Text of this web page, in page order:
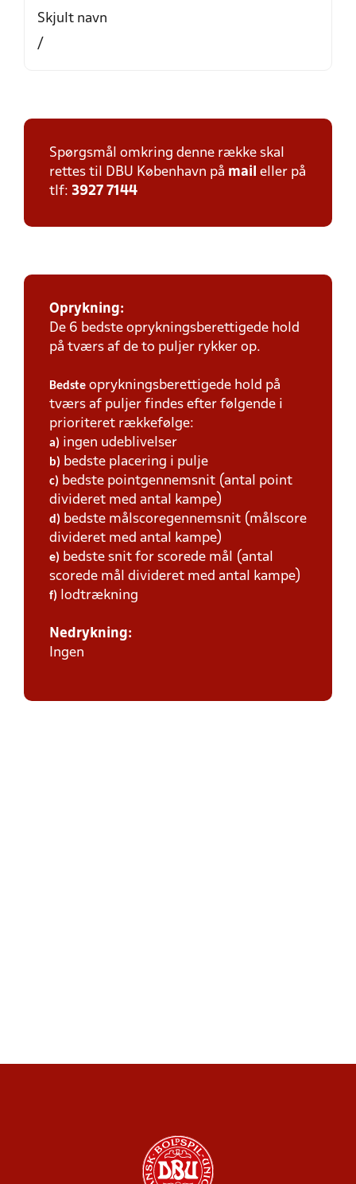
Skjult navn
/
Spørgsmål omkring denne række skal
rettes til DBU København på mail eller på
tlf: 3927 7144
Oprykning:
De 6 bedste oprykningsberettigede hold
på tværs af de to puljer rykker op.
Bedste oprykningsberettigede hold på
tværs af puljer findes efter følgende i
prioriteret rækkefølge:
a) ingen udeblivelser
b) bedste placering i pulje
c) bedste pointgennemsnit (antal point
divideret med antal kampe)
d) bedste målscoregennemsnit (målscore
divideret med antal kampe)
e) bedste snit for scorede mål (antal
scorede mål divideret med antal kampe)
f) lodtrækning
Nedrykning:
Ingen